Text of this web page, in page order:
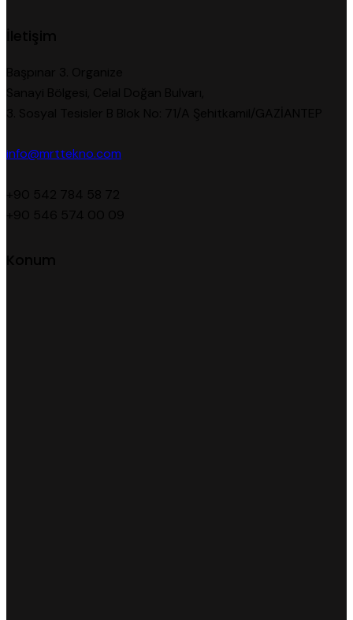
info@mrttekno.com